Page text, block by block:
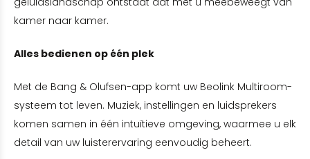
kamer naar kamer.
Alles bedienen op één plek
Met de Bang & Olufsen-app komt uw Beolink Multiroom-
systeem tot leven. Muziek, instellingen en luidsprekers
komen samen in één intuïtieve omgeving, waarmee u elk
detail van uw luisterervaring eenvoudig beheert.